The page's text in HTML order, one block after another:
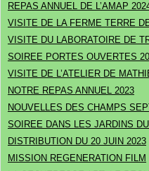
REPAS ANNUEL DE L’AMAP
VISITE DE LA FERME TERRE
VISITE DU LABORATOIRE DE
SOIREE PORTES OUVERTES
VISITE DE L’ATELIER DE
NOTRE REPAS ANNUEL 2023
NOUVELLES DES CHAMPS
SOIREE DANS LES JARDINS
DISTRIBUTION DU 20 JUIN 2023
MISSION REGENERATION FILM